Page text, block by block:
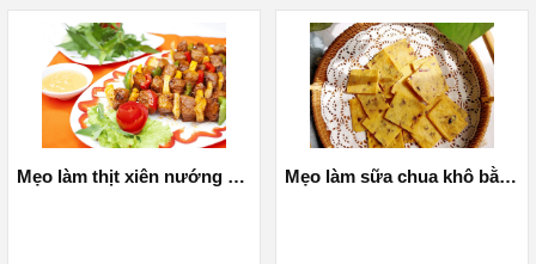
Việt Nam. Thịt xiên nướng lá
mắc mật làm bằng nồi chiên
không dầu chuẩn vị nhà hàng vô
cùng nhanh chóng và đơn giản.
Bài viết dưới đây của MediaMart
sẽ hướng dẫn bạn thông tin chi
tiết.
nhiên không phải ai cũng nắm
được cách làm món này bằng nồi
chiên không dầu. Dưới đây,
MediaMart sẽ hướng dẫn cho
bạn cách làm chuối sấy dẻo
thơm ngon bằng nồi chiên không
dầu nhanh chóng, đơn giản.
Mẹo làm thịt xiên nướng rau củ thơm lừng bằng nồi chiên không dầu Mẹo làm sữa chua khô bằng lò nướng cực đơn giản mà ai cũng biết